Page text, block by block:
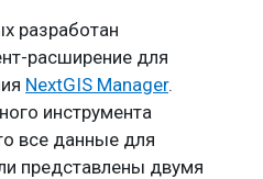
разработан
расширение для
NextGIS Manager.
инструмента
все данные для
представлены двумя